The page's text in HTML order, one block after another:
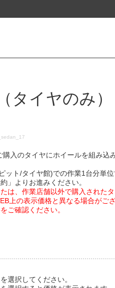
タイヤのみ）
入のタイヤにホイールを組み込
ット/タイヤ館)での作業1台分単
」よりお進みください。
は、作業店舗以外で購入された
上の表示価格と異なる場合がご
ご確認ください。
選択してください。